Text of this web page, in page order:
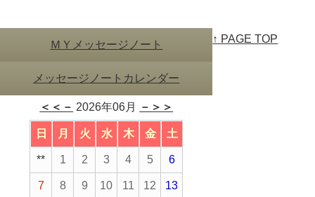
ＭＹメッセージノート
メッセージノートカレンダー
＜＜－ 2026年06月 －＞＞
日 月 火 水 木 金 土
** 1 2 3 4 5 6
7 8 9 10 11 12 13
↑ PAGE TOP